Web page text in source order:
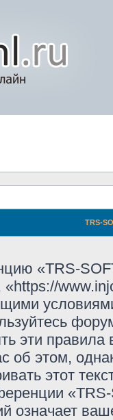
TRS-
«TRS-
эти
об этом,
этот
означает